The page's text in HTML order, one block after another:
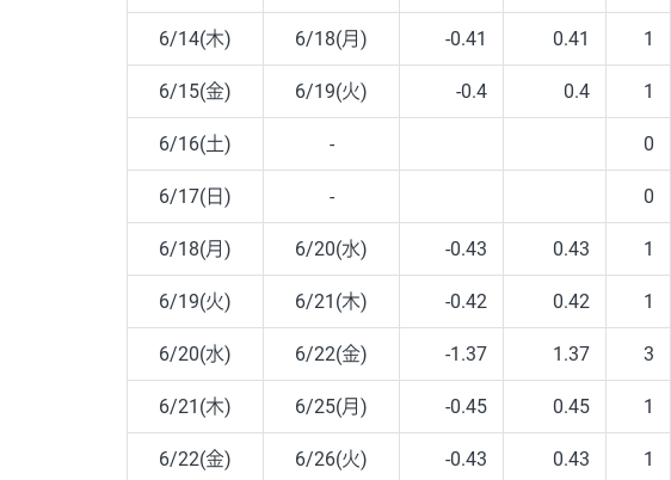
6/14(木) 6/18(月) -0.41 0.41 1
6/15(金) 6/19(火) -0.4 0.4 1
6/16(土) - 0
6/17(日) - 0
6/18(月) 6/20(水) -0.43 0.43 1
6/19(火) 6/21(木) -0.42 0.42 1
6/20(水) 6/22(金) -1.37 1.37 3
6/21(木) 6/25(月) -0.45 0.45 1
6/22(金) 6/26(火) -0.43 0.43 1